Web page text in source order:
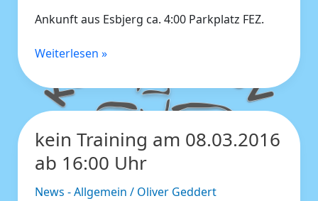
Ankunft aus Esbjerg ca. 4:00 Parkplatz FEZ.
Weiterlesen »
kein Training am 08.03.2016
ab 16:00 Uhr
News - Allgemein / Oliver Geddert
kein
Training
am
08.03.2016